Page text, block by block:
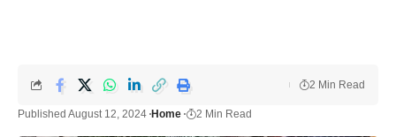
Published August 12, 2024 Home 2 Min Read
2 Min Read